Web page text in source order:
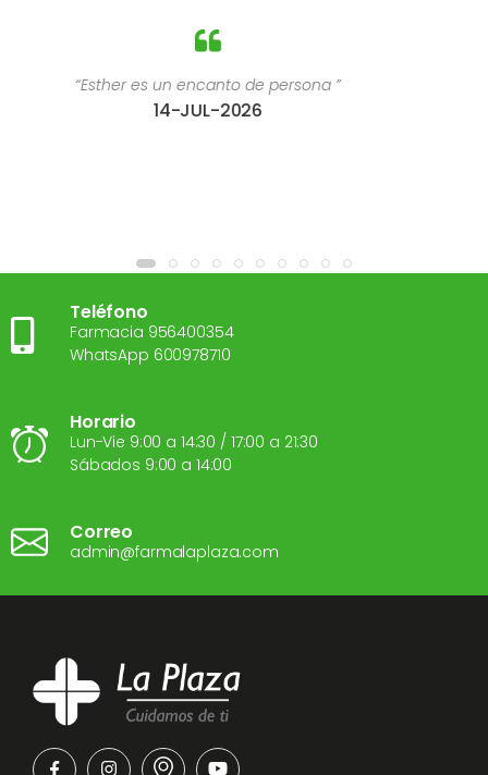
“Estoy súper contenta con el trato
Teléfono
Farmacia 956400354
WhatsApp 600978710
Horario
Lun-Vie 9:00 a 14:30 / 17:00 a 21:30
Sábados 9:00 a 14:00
Correo
admin@farmalaplaza.com